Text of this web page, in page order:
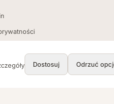
Dostosuj Odrzuć